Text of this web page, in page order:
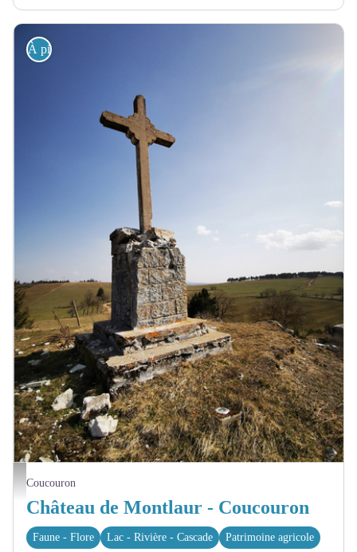
Château de Montlaur - F. Gramayze
À pied
Coucouron
Château de Montlaur - Coucouron
Faune - Flore Lac - Rivière - Cascade Patrimoine agricole